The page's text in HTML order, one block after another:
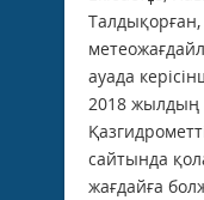
ауада
2018 жылдың
сайтында
жағдайға